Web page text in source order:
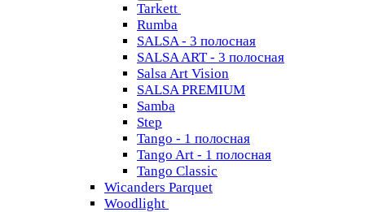
Tarkett
Rumba
SALSA - 3 полосная
SALSA ART - 3 полосная
Salsa Art Vision
SALSA PREMIUM
Samba
Step
Tango - 1 полосная
Tango Art - 1 полосная
Tango Classiс
Wicanders Parquet
Woodlight